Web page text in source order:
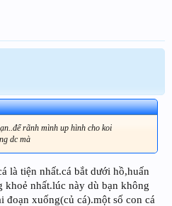
rãnh mình up hình cho koi
dc mà
là tiện nhất.cá bắt dưới hồ,huấn
nhất.lúc này dù bạn không
đoạn xuống(củ cá).một số con cá